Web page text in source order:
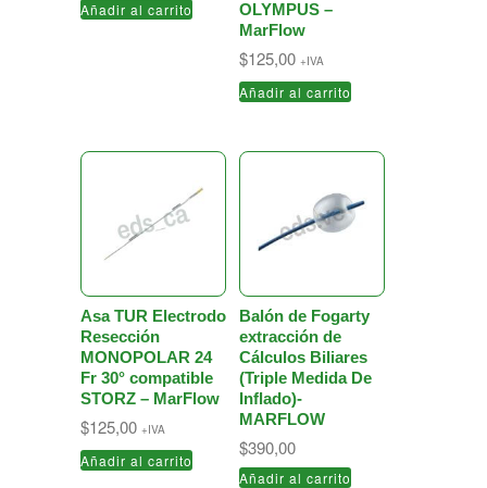
Añadir al carrito
OLYMPUS –
MarFlow
$125,00 +IVA
Añadir al carrito
Asa TUR Electrodo
Resección
MONOPOLAR 24
Fr 30° compatible
STORZ – MarFlow
$125,00 +IVA
Añadir al carrito
Balón de Fogarty
extracción de
Cálculos Biliares
(Triple Medida De
Inflado)-
MARFLOW
$390,00
Añadir al carrito